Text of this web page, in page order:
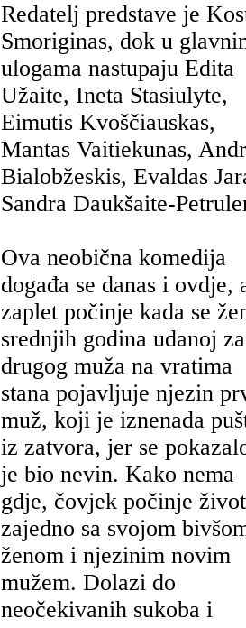
Redatelj predstave je
Smoriginas, dok u
ulogama nastupaju Edita
Užaite, Ineta Stasiulyte,
Eimutis Kvoščiauskas,
Mantas Vaitiekunas,
Bialobžeskis, Evaldas
Sandra Daukšaite-
Ova neobična komedija
događa se danas i ovdje,
zaplet počinje kada se
srednjih godina udanoj za
drugog muža na vratima
stana pojavljuje njezin
muž, koji je iznenada
iz zatvora, jer se
je bio nevin. Kako nema
gdje, čovjek počinje život
zajedno sa svojom
ženom i njezinim novim
mužem. Dolazi do
neočekivanih sukoba i